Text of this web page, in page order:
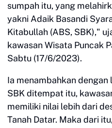
sumpah itu, yang
yakni Adaik Basandi
Kitabullah (ABS, SBK),"
kawasan Wisata Puncak
Sabtu (17/6/2023).
Ia menambahkan
SBK ditempat itu,
memiliki nilai lebih dari
Tanah Datar. Maka dari